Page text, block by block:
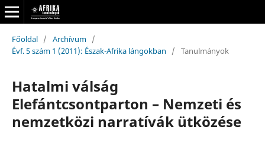
Főoldal / Archívum /
Évf. 5 szám 1 (2011): Észak-Afrika lángokban
/ Tanulmányok
Hatalmi válság
Elefántcsontparton – Nemzeti és
nemzetközi narratívák ütközése